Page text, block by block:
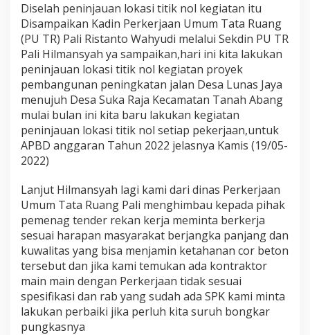
Diselah peninjauan lokasi titik nol kegiatan itu
Disampaikan Kadin Perkerjaan Umum Tata Ruang
(PU TR) Pali Ristanto Wahyudi melalui Sekdin PU TR
Pali Hilmansyah ya sampaikan,hari ini kita lakukan
peninjauan lokasi titik nol kegiatan proyek
pembangunan peningkatan jalan Desa Lunas Jaya
menujuh Desa Suka Raja Kecamatan Tanah Abang
mulai bulan ini kita baru lakukan kegiatan
peninjauan lokasi titik nol setiap pekerjaan,untuk
APBD anggaran Tahun 2022 jelasnya Kamis (19/05-
2022)
Lanjut Hilmansyah lagi kami dari dinas Perkerjaan
Umum Tata Ruang Pali menghimbau kepada pihak
pemenag tender rekan kerja meminta berkerja
sesuai harapan masyarakat berjangka panjang dan
kuwalitas yang bisa menjamin ketahanan cor beton
tersebut dan jika kami temukan ada kontraktor
main main dengan Perkerjaan tidak sesuai
spesifikasi dan rab yang sudah ada SPK kami minta
lakukan perbaiki jika perluh kita suruh bongkar
pungkasnya